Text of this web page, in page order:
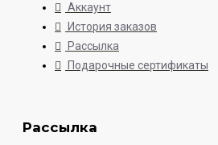
Аккаунт
История заказов
Рассылка
Подарочные сертификаты
Рассылка